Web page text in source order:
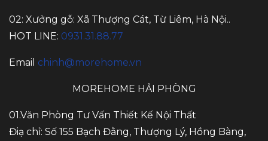
02: Xưởng gỗ: Xã Thượng Cát, Từ Liêm, Hà Nội..
HOT LINE: 0931.31.88.77
Email chinh@morehome.vn
MOREHOME HẢI PHÒNG
01.Văn Phòng Tư Vấn Thiết Kế Nội Thất
Điạ chỉ: Số 155 Bạch Đằng, Thượng Lý, Hồng Bàng,